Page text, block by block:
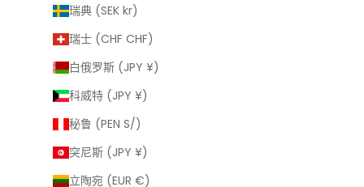
瑞典 (SEK kr)
瑞士 (CHF CHF)
白俄罗斯 (JPY ¥)
科威特 (JPY ¥)
秘鲁 (PEN S/)
突尼斯 (JPY ¥)
立陶宛 (EUR €)